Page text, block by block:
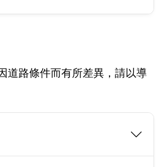
道路條件而有所差異，請以導